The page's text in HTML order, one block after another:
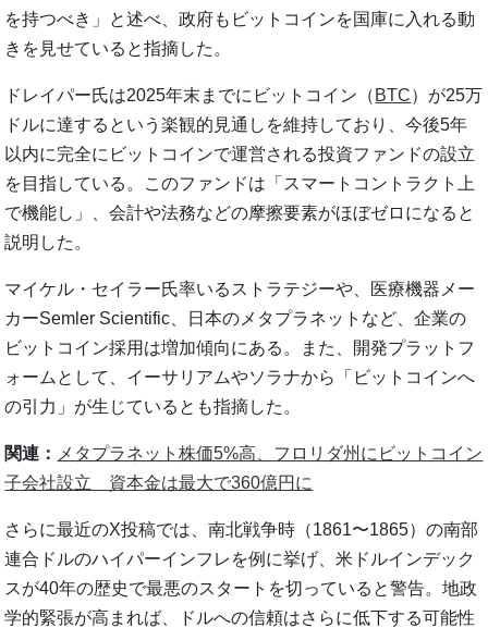
を持つべき」と述べ、政府もビットコインを国庫に入れる動
きを見せていると指摘した。
ドレイパー氏は2025年末までにビットコイン（ BTC）が25万
ドルに達するという楽観的見通しを維持しており、今後5年
以内に完全にビットコインで運営される投資ファンドの設立
を目指している。このファンドは「スマートコントラクト上
で機能し」、会計や法務などの摩擦要素がほぼゼロになると
説明した。
マイケル・セイラー氏率いるストラテジーや、医療機器メー
カーSemler Scientific、日本のメタプラネットなど、企業の
ビットコイン採用は増加傾向にある。また、開発プラットフ
ォームとして、イーサリアムやソラナから「ビットコインへ
の引力」が生じているとも指摘した。
関連： メタプラネット株価5%高、フロリダ州にビットコイン
子会社設立 資本金は最大で360億円に
さらに最近のX投稿では、南北戦争時（1861〜1865）の南部
連合ドルのハイパーインフレを例に挙げ、米ドルインデック
スが40年の歴史で最悪のスタートを切っていると警告。地政
学的緊張が高まれば、ドルへの信頼はさらに低下する可能性